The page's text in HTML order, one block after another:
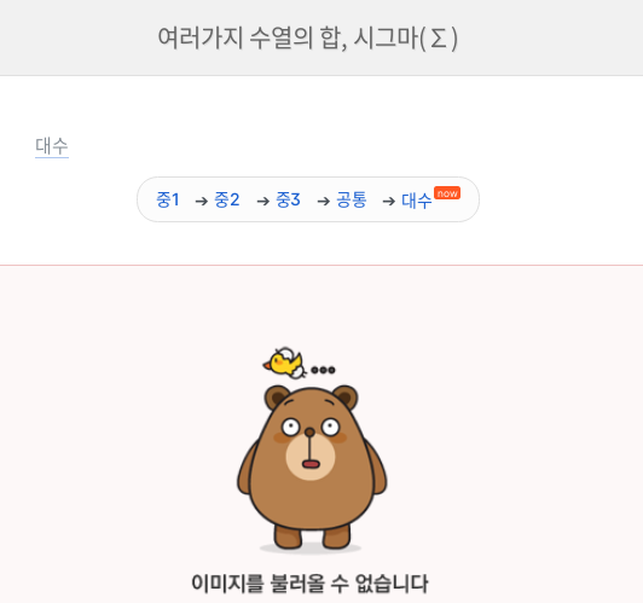
여러가지 수열의 합, 시그마(∑)
대수
중1 중2 중3 공통 대수 now